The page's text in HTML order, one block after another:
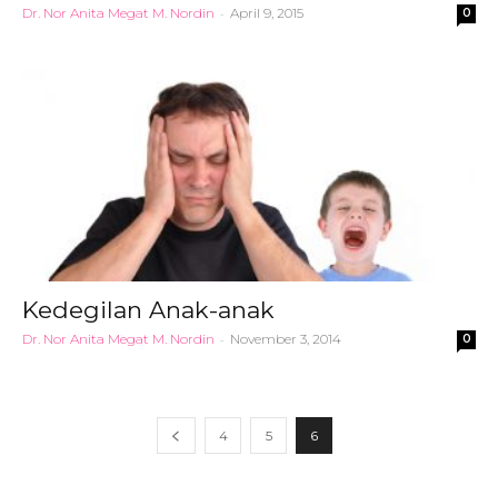
Dr. Nor Anita Megat M. Nordin - April 9, 2015 0
Kedegilan Anak-anak
Dr. Nor Anita Megat M. Nordin - November 3, 2014 0
4 5 6